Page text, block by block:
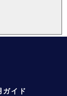
ガイド